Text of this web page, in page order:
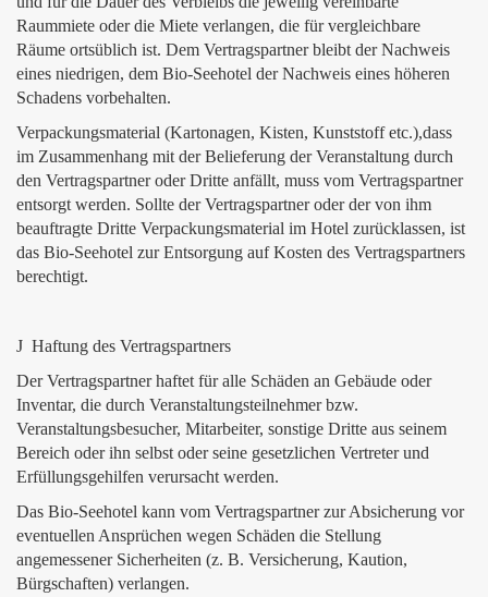
Raummiete oder die Miete verlangen, die für vergleichbare
Räume ortsüblich ist. Dem Vertragspartner bleibt der Nachweis
eines niedrigen, dem Bio-Seehotel der Nachweis eines höheren
Schadens vorbehalten.
Verpackungsmaterial (Kartonagen, Kisten, Kunststoff etc.),dass
im Zusammenhang mit der Belieferung der Veranstaltung durch
den Vertragspartner oder Dritte anfällt, muss vom Vertragspartner
entsorgt werden. Sollte der Vertragspartner oder der von ihm
beauftragte Dritte Verpackungsmaterial im Hotel zurücklassen, ist
das Bio-Seehotel zur Entsorgung auf Kosten des Vertragspartners
berechtigt.
J Haftung des Vertragspartners
Der Vertragspartner haftet für alle Schäden an Gebäude oder
Inventar, die durch Veranstaltungsteilnehmer bzw.
Veranstaltungsbesucher, Mitarbeiter, sonstige Dritte aus seinem
Bereich oder ihn selbst oder seine gesetzlichen Vertreter und
Erfüllungsgehilfen verursacht werden.
Das Bio-Seehotel kann vom Vertragspartner zur Absicherung vor
eventuellen Ansprüchen wegen Schäden die Stellung
angemessener Sicherheiten (z. B. Versicherung, Kaution,
Bürgschaften) verlangen.